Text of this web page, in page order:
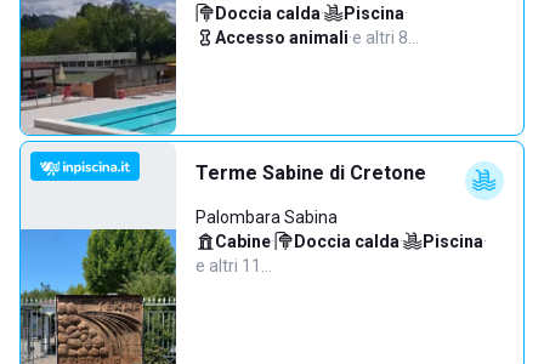
Doccia calda· Piscina·
Accesso animali·e altri 8…
Terme Sabine di Cretone
Palombara Sabina
Cabine· Doccia calda· Piscina·
e altri 11…